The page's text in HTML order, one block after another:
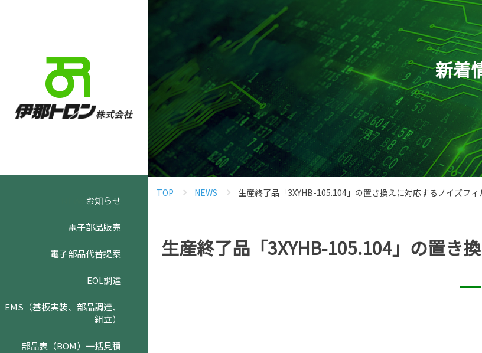
お知らせ
電子部品販売
電子部品代替提案
EOL調達
EMS（基板実装、部品調達、
組立）
部品表（BOM）一括見積
新着
TOP NEWS 生産終了品「3XYHB-105.104」の置き換えに対応するノイズフィ
生産終了品「3XYHB-105.104」の置き